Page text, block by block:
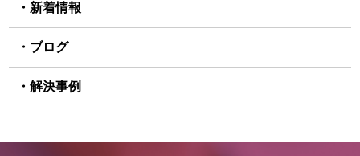
新着情報
ブログ
解決事例